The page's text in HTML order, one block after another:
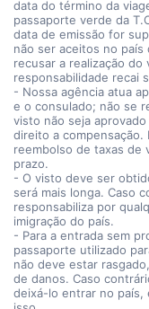
data do término da
passaporte verde da
data de emissão for
não ser aceitos no
recusar a realização do
responsabilidade recai
- Nossa agência atua
e o consulado; não se
visto não seja
direito a compensação.
reembolso de taxas
prazo.
- O visto deve ser
será mais longa. Caso
responsabiliza por
imigração do país.
- Para a entrada sem
passaporte utilizado
não deve estar
de danos. Caso
deixá-lo entrar no país,